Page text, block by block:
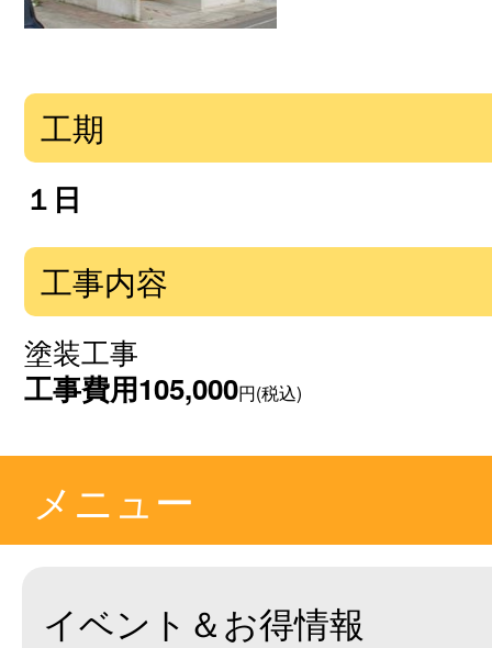
工期
１日
工事内容
塗装工事
工事費用105,000円(税込)
メニュー
イベント＆お得情報